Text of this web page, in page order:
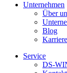
Unternehmen
Über
Blog
Karriere
Service
DS-